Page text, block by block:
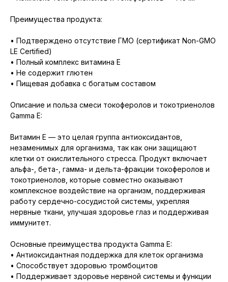
Преимущества продукта:
• Подтверждено отсутствие ГМО (сертификат Non-GMO
LE Certified)
• Полный комплекс витамина Е
• Не содержит глютен
• Пищевая добавка с богатым составом
Описание и польза смеси токоферолов и токотриенолов
Gamma E:
Витамин Е — это целая группа антиоксидантов,
незаменимых для организма, так как они защищают
клетки от окислительного стресса. Продукт включает
альфа-, бета-, гамма- и дельта-фракции токоферолов и
токотриенолов, которые совместно оказывают
комплексное воздействие на организм, поддерживая
работу сердечно-сосудистой системы, укрепляя
нервные ткани, улучшая здоровье глаз и поддерживая
иммунитет.
Основные преимущества продукта Gamma E:
• Антиоксидантная поддержка для клеток организма
• Способствует здоровью тромбоцитов
• Поддерживает здоровье нервной системы и функции